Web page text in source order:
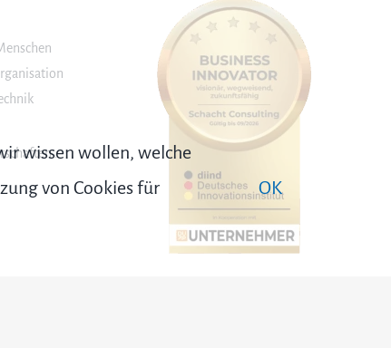
wissen wollen, welche
von Cookies für
OK